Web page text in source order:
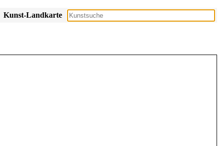
Kunst-Landkarte